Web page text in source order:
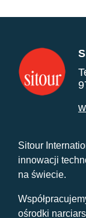
Sitour
innowacji
na świecie.
ośrodki